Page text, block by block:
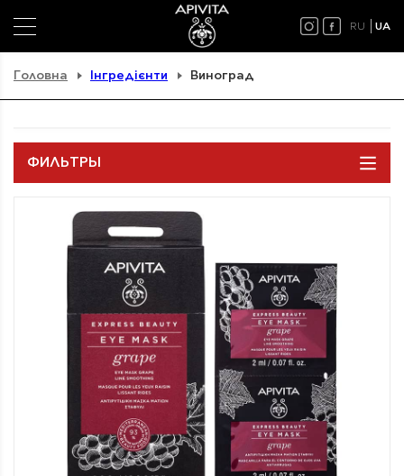
RU UA
Головна Інгредієнти Виноград
ФИЛЬТРЫ